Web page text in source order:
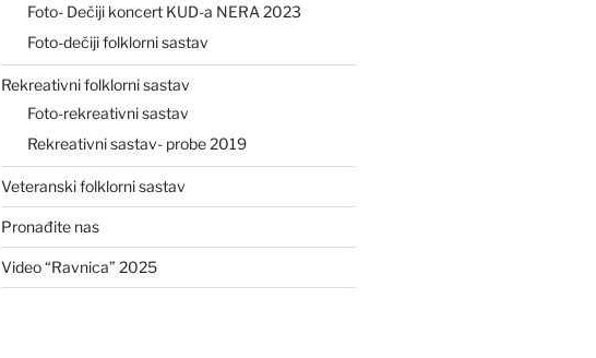
Foto- Dečiji koncert KUD-a NERA 2023
Foto-dečiji folklorni sastav
Rekreativni folklorni sastav
Foto-rekreativni sastav
Rekreativni sastav- probe 2019
Veteranski folklorni sastav
Pronađite nas
Video “Ravnica” 2025